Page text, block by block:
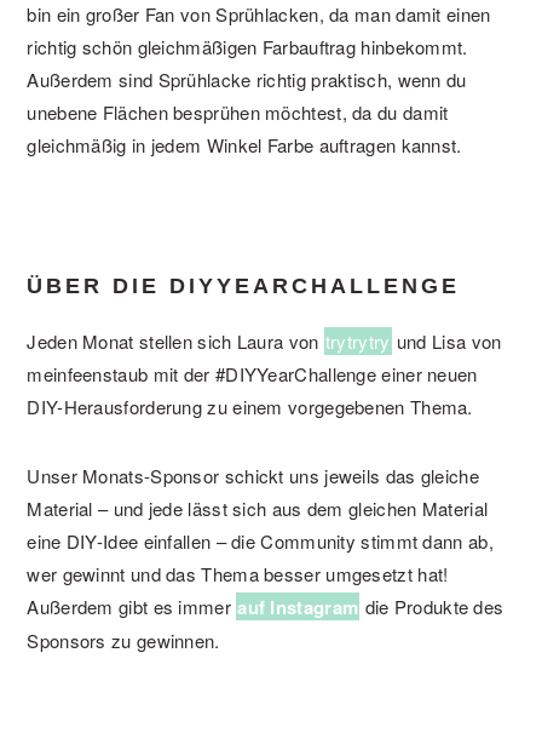
bin ein großer Fan von Sprühlacken, da man damit einen
richtig schön gleichmäßigen Farbauftrag hinbekommt.
Außerdem sind Sprühlacke richtig praktisch, wenn du
unebene Flächen besprühen möchtest, da du damit
gleichmäßig in jedem Winkel Farbe auftragen kannst.
ÜBER DIE DIYYEARCHALLENGE
Jeden Monat stellen sich Laura von trytrytry und Lisa von
meinfeenstaub mit der #DIYYearChallenge einer neuen
DIY-Herausforderung zu einem vorgegebenen Thema.
Unser Monats-Sponsor schickt uns jeweils das gleiche
Material – und jede lässt sich aus dem gleichen Material
eine DIY-Idee einfallen – die Community stimmt dann ab,
wer gewinnt und das Thema besser umgesetzt hat!
Außerdem gibt es immer auf Instagram die Produkte des
Sponsors zu gewinnen.